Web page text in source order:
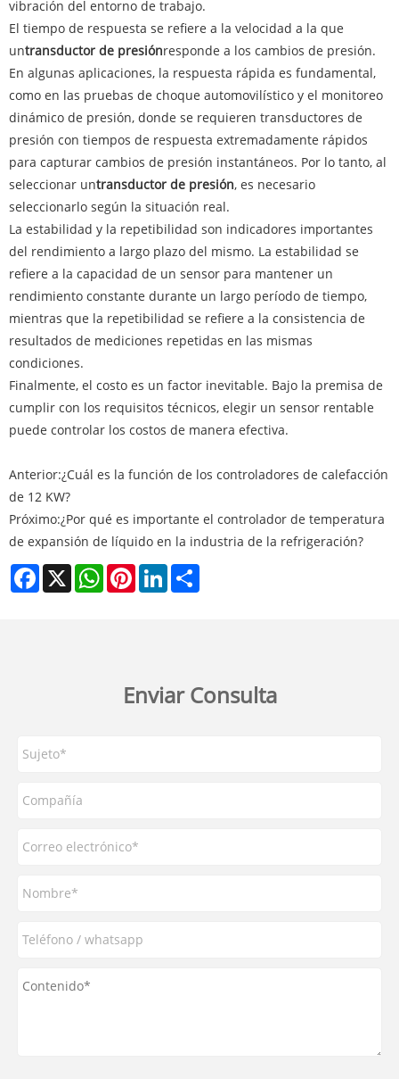
vibración del entorno de trabajo.
El tiempo de respuesta se refiere a la velocidad a la que
untransductor de presiónresponde a los cambios de presión.
En algunas aplicaciones, la respuesta rápida es fundamental,
como en las pruebas de choque automovilístico y el monitoreo
dinámico de presión, donde se requieren transductores de
presión con tiempos de respuesta extremadamente rápidos
para capturar cambios de presión instantáneos. Por lo tanto, al
seleccionar untransductor de presión, es necesario
seleccionarlo según la situación real.
La estabilidad y la repetibilidad son indicadores importantes
del rendimiento a largo plazo del mismo. La estabilidad se
refiere a la capacidad de un sensor para mantener un
rendimiento constante durante un largo período de tiempo,
mientras que la repetibilidad se refiere a la consistencia de
resultados de mediciones repetidas en las mismas
condiciones.
Finalmente, el costo es un factor inevitable. Bajo la premisa de
cumplir con los requisitos técnicos, elegir un sensor rentable
puede controlar los costos de manera efectiva.
Anterior:¿Cuál es la función de los controladores de calefacción
de 12 KW?
Próximo:¿Por qué es importante el controlador de temperatura
de expansión de líquido en la industria de la refrigeración?
Facebook
X WhatsAppPinterestLinkedIn
Enviar Consulta